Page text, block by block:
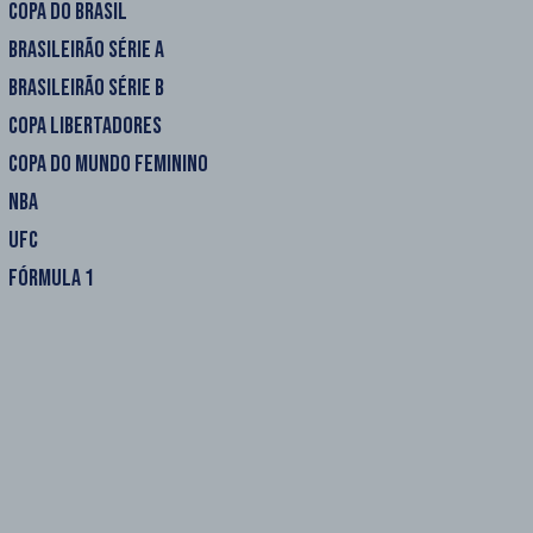
COPA DO BRASIL
BRASILEIRÃO SÉRIE A
BRASILEIRÃO SÉRIE B
COPA LIBERTADORES
COPA DO MUNDO FEMININO
NBA
UFC
FÓRMULA 1